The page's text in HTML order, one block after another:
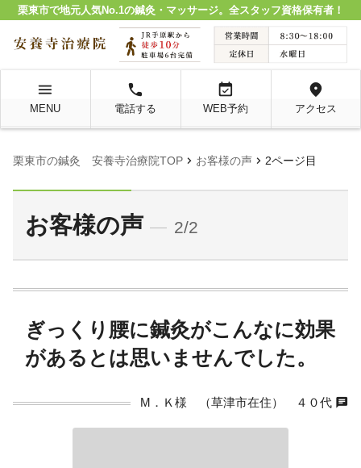
栗東市で地元人気No.1の鍼灸・マッサージ。全スタッフ資格保有者！
menu
MENU
local_phone
電話する
event_available
WEB予約
location_on
アクセス
栗東市の鍼灸 安養寺治療院TOP chevron_right お客様の声 chevron_right 2ページ目
お客様の声 2/2
ぎっくり腰に鍼灸がこんなに効果
があるとは思いませんでした。
M．Ｋ様 （草津市在住） ４０代 chat